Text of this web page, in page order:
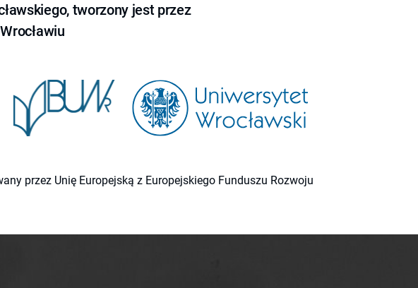
tworzony jest przez
przez Unię Europejską z Europejskiego Funduszu Rozwoju